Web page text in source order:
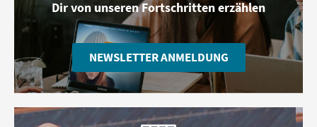
Dir von unseren Fortschritten erzählen
NEWSLETTER ANMELDUNG